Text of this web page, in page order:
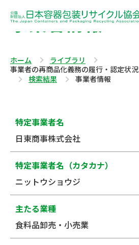
事業者情報
ホーム
ライブラリ
事業者の再商品化義務の履行・認定状況
検索結果
事業者情報
特定事業者名
日東商事株式会社
特定事業者名（カタカナ）
ニットウショウジ
主たる業種
食料品卸売・小売業